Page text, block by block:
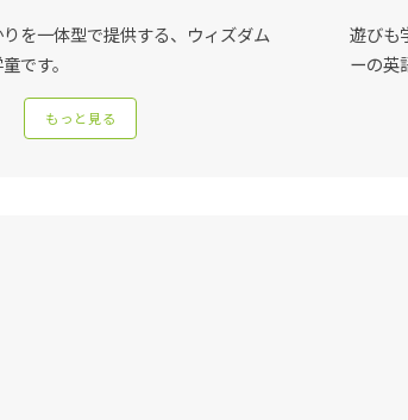
を一体型で提供する、ウィズダム
です。
もっと見る
遊びも
ーの英